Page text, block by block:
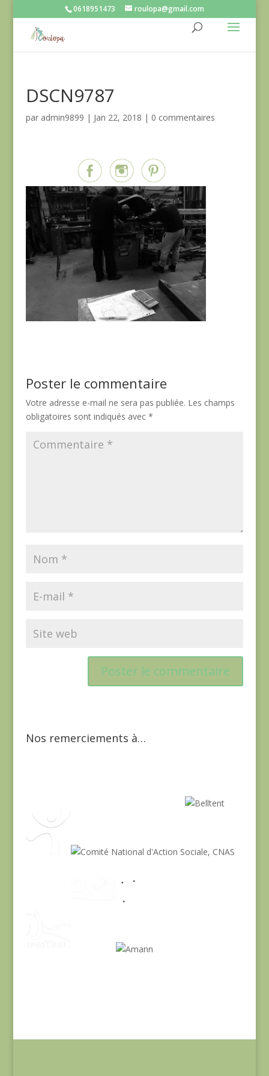
0618951473 roulopa@gmail.com
DSCN9787
par admin9899 | Jan 22, 2018 | 0 commentaires
Poster le commentaire
Votre adresse e-mail ne sera pas publiée. Les champs
obligatoires sont indiqués avec *
Nos remerciements à…